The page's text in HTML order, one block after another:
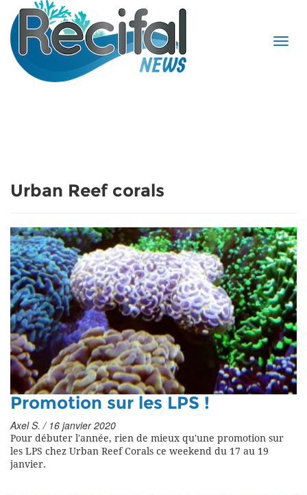
Urban Reef corals
Promotion sur les LPS !
Axel S. / 16 janvier 2020
Pour débuter l'année, rien de mieux qu'une promotion sur
les LPS chez Urban Reef Corals ce weekend du 17 au 19
janvier.